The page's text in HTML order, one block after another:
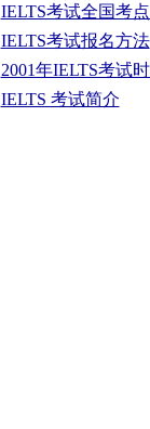
IELTS考试全国考
IELTS考试报名方法
2001年IELTS考试
IELTS 考试简介